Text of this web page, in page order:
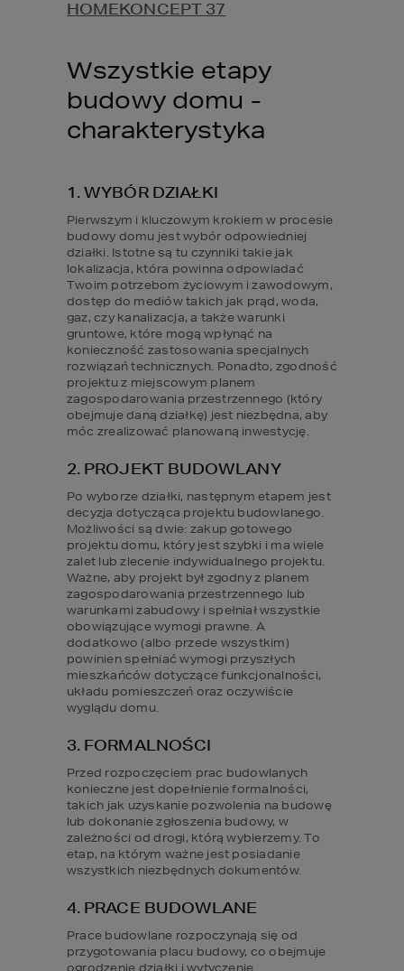
HOMEKONCEPT 37
Wszystkie etapy
budowy domu -
charakterystyka
1. WYBÓR DZIAŁKI
Pierwszym i kluczowym krokiem w procesie
budowy domu jest wybór odpowiedniej
działki. Istotne są tu czynniki takie jak
lokalizacja, która powinna odpowiadać
Twoim potrzebom życiowym i zawodowym,
dostęp do mediów takich jak prąd, woda,
gaz, czy kanalizacja, a także warunki
gruntowe, które mogą wpłynąć na
konieczność zastosowania specjalnych
rozwiązań technicznych. Ponadto, zgodność
projektu z miejscowym planem
zagospodarowania przestrzennego (który
obejmuje daną działkę) jest niezbędna, aby
móc zrealizować planowaną inwestycję.
2. PROJEKT BUDOWLANY
Po wyborze działki, następnym etapem jest
decyzja dotycząca projektu budowlanego.
Możliwości są dwie: zakup gotowego
projektu domu, który jest szybki i ma wiele
zalet lub zlecenie indywidualnego projektu.
Ważne, aby projekt był zgodny z planem
zagospodarowania przestrzennego lub
warunkami zabudowy i spełniał wszystkie
obowiązujące wymogi prawne. A
dodatkowo (albo przede wszystkim)
powinien spełniać wymogi przyszłych
mieszkańców dotyczące funkcjonalności,
układu pomieszczeń oraz oczywiście
wyglądu domu.
3. FORMALNOŚCI
Przed rozpoczęciem prac budowlanych
konieczne jest dopełnienie formalności,
takich jak uzyskanie pozwolenia na budowę
lub dokonanie zgłoszenia budowy, w
zależności od drogi, którą wybierzemy. To
etap, na którym ważne jest posiadanie
wszystkich niezbędnych dokumentów.
4. PRACE BUDOWLANE
Prace budowlane rozpoczynają się od
przygotowania placu budowy, co obejmuje
ogrodzenie działki i wytyczenie